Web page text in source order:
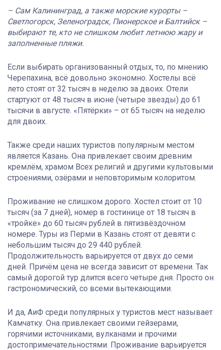
– Сам Калининград, а также морские курорты –
Светлогорск, Зеленоградск, Пионерское и Балтийск –
выбирают те, кто не слишком любит летнюю жару и
заполненные пляжи.
Если выбирать организованный отдых, то, по мнению
Черепахина, всё довольно экономно. Хостелы всё
лето стоят от 32 тысяч в неделю за двоих. Отели
стартуют от 48 тысяч в июне (четыре звезды) до 61
тысячи в августе. «Пятёрки» – от 65 тысяч на неделю
для двоих.
Также среди наших туристов популярным местом
является Казань. Она привлекает своим древним
кремлём, храмом Всех религий и другими культовыми
строениями, озёрами и неповторимым колоритом.
Проживание не слишком дорого. Хостел стоит от 10
тысяч (за 7 дней), номер в гостинице от 18 тысяч в
«тройке» до 60 тысяч рублей в пятизвёздочном
номере. Туры из Перми в Казань стоят от девяти с
небольшим тысяч до 29 440 рублей.
Продолжительность варьируется от двух до семи
дней. Причём цена не всегда зависит от времени. Так
самый дорогой тур длится всего четыре дня. Просто он
гастрономический, со всеми вытекающими.
И да, АиФ среди популярных у туристов мест называет
Камчатку. Она привлекает своими гейзерами,
горячими источниками, вулканами и прочими
достопримечательностями. Проживание варьируется